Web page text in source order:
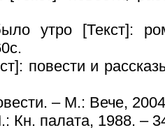
утро [Текст]:
повести и
– М.: Вече,
Кн. палата, 1988. –